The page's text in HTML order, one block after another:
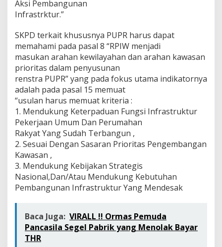
Aksi Pembangunan
Infrastrktur.”
SKPD terkait khususnya PUPR harus dapat
memahami pada pasal 8 “RPIW menjadi
masukan arahan kewilayahan dan arahan kawasan
prioritas dalam penyusunan
renstra PUPR” yang pada fokus utama indikatornya
adalah pada pasal 15 memuat
“usulan harus memuat kriteria :
1. Mendukung Keterpaduan Fungsi Infrastruktur
Pekerjaan Umum Dan Perumahan
Rakyat Yang Sudah Terbangun ,
2. Sesuai Dengan Sasaran Prioritas Pengembangan
Kawasan ,
3. Mendukung Kebijakan Strategis
Nasional,Dan/Atau Mendukung Kebutuhan
Pembangunan Infrastruktur Yang Mendesak
Baca Juga: VIRALL !! Ormas Pemuda
Pancasila Segel Pabrik yang Menolak Bayar
THR